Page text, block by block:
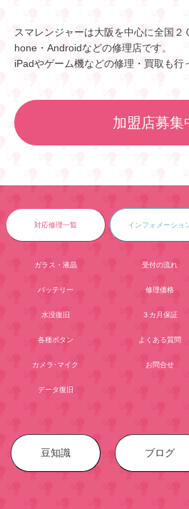
スマレンジャーは大阪を中心に全国
hone・Androidなどの修理店です。
iPadやゲーム機などの修理・買取も行
加盟店募集
対応修理一覧
ガラス・液晶
バッテリー
水没復旧
各種ボタン
カメラ･マイク
データ復旧
インフォメーショ
受付の流れ
修理価格
３カ月保証
よくある質問
お問合せ
豆知識 ブログ